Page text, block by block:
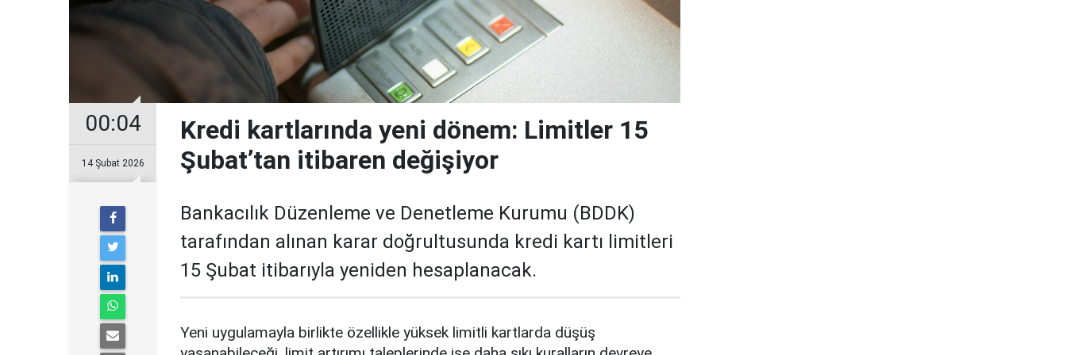
00:04
14 Şubat 2026
Kredi kartlarında yeni dönem: Limitler 15
Şubat’tan itibaren değişiyor
Bankacılık Düzenleme ve Denetleme Kurumu (BDDK)
tarafından alınan karar doğrultusunda kredi kartı limitleri
15 Şubat itibarıyla yeniden hesaplanacak.
Yeni uygulamayla birlikte özellikle yüksek limitli kartlarda düşüş